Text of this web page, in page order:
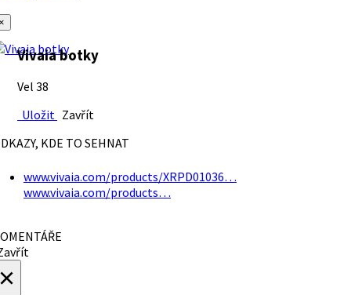
Vivaia botky
Vel 38
Uložit Zavřít
KDE TO SEHNAT
www.vivaia.com/products/XRPD01036…
www.vivaia.com/products…